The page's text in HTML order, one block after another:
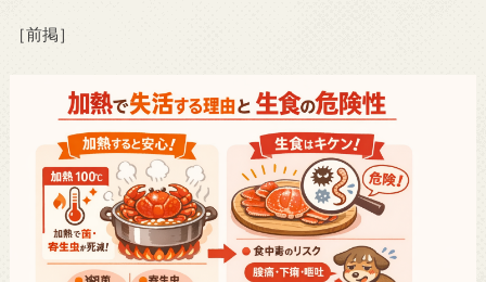
［前掲］